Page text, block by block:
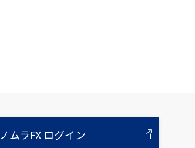
ノムラFX ログイン